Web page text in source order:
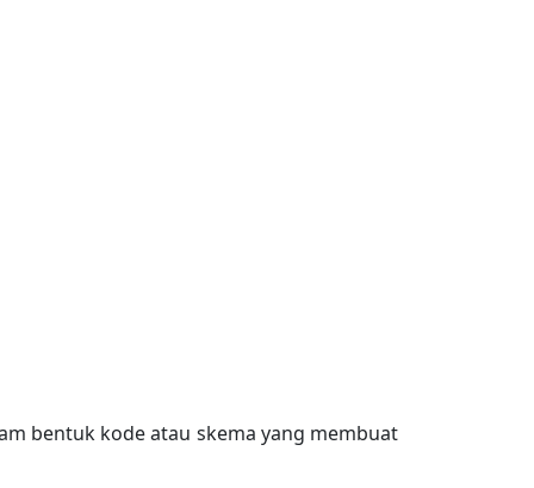
bentuk kode atau skema yang membuat